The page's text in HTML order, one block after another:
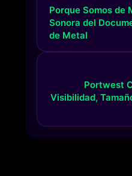
Porque Somos de
Sonora del
de Metal
Portwest
Visibilidad,